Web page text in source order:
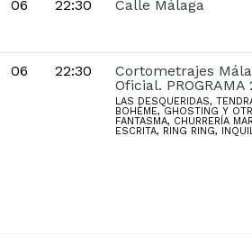
06 22:30 Calle Málaga
06 22:30
Cortometrajes
Oficial. PROGRAMA
LAS DESQUERIDAS,
BOHÈME, GHOSTING Y
FANTASMA, CHURRERÍA
ESCRITA, RING RING,